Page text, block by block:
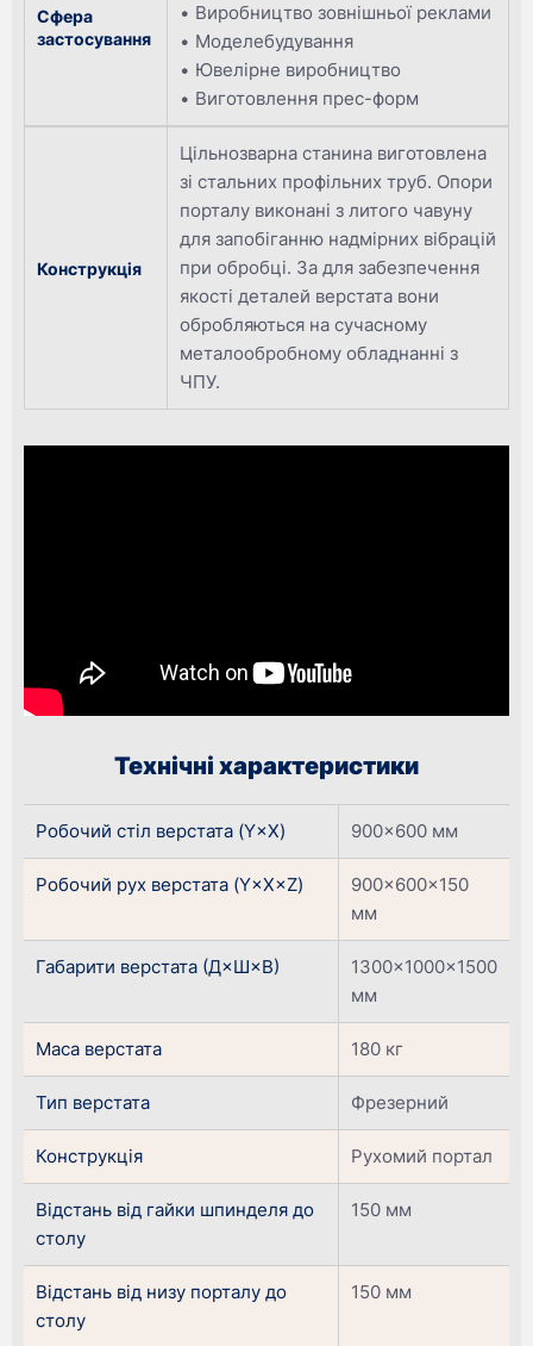
Сфера
застосування
Виробництво зовнішньої реклами
Моделебудування
Ювелірне виробництво
Виготовлення прес-форм
Конструкція
Цільнозварна станина виготовлена
зі стальних профільних труб. Опори
порталу виконані з литого чавуну
для запобіганню надмірних вібрацій
при обробці. За для забезпечення
якості деталей верстата вони
обробляються на сучасному
металообробному обладнанні з
ЧПУ.
Технічні характеристики
Робочий стіл верстата (Y×X) 900×600 мм
Робочий рух верстата (Y×X×Z)
900×600×150
мм
Габарити верстата (Д×Ш×В)
1300×1000×1500
мм
Маса верстата 180 кг
Тип верстата Фрезерний
Конструкція Рухомий портал
Відстань від гайки шпинделя до
столу
150 мм
Відстань від низу порталу до
столу
150 мм